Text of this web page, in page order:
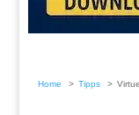
Home Tipps